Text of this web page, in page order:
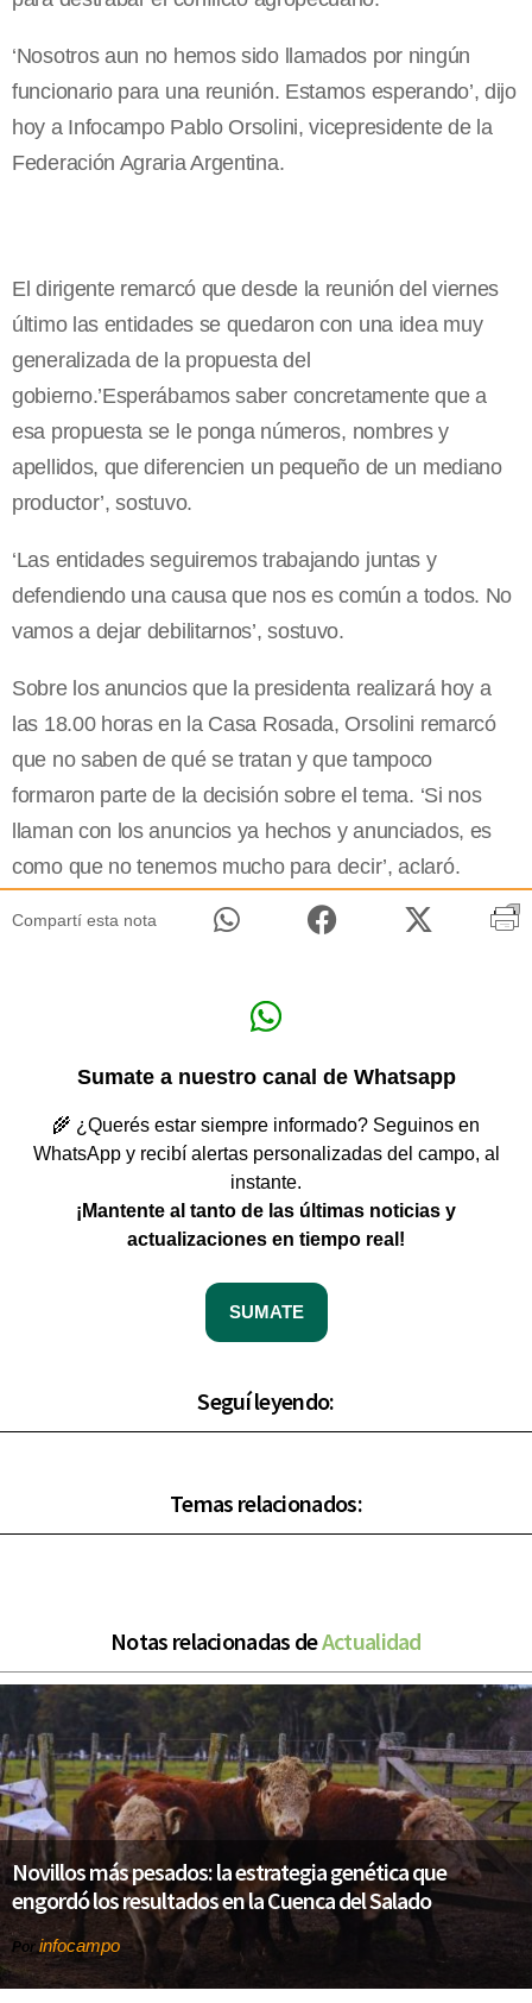
‘Nosotros aun no hemos sido llamados por ningún
funcionario para una reunión. Estamos esperando’, dijo
hoy a Infocampo Pablo Orsolini, vicepresidente de la
Federación Agraria Argentina.
El dirigente remarcó que desde la reunión del viernes
último las entidades se quedaron con una idea muy
generalizada de la propuesta del
gobierno.’Esperábamos saber concretamente que a
esa propuesta se le ponga números, nombres y
apellidos, que diferencien un pequeño de un mediano
productor’, sostuvo.
‘Las entidades seguiremos trabajando juntas y
defendiendo una causa que nos es común a todos. No
vamos a dejar debilitarnos’, sostuvo.
Sobre los anuncios que la presidenta realizará hoy a
las 18.00 horas en la Casa Rosada, Orsolini remarcó
que no saben de qué se tratan y que tampoco
formaron parte de la decisión sobre el tema. ‘Si nos
llaman con los anuncios ya hechos y anunciados, es
como que no tenemos mucho para decir’, aclaró.
Compartí esta nota
Sumate a nuestro canal de Whatsapp
🌾 ¿Querés estar siempre informado? Seguinos en
WhatsApp y recibí alertas personalizadas del campo, al
instante.
¡Mantente al tanto de las últimas noticias y
actualizaciones en tiempo real!
SUMATE
Seguí leyendo:
Temas relacionados:
Notas relacionadas deActualidad
Novillos más pesados: la estrategia genética que
engordó los resultados en la Cuenca del Salado
Por infocampo